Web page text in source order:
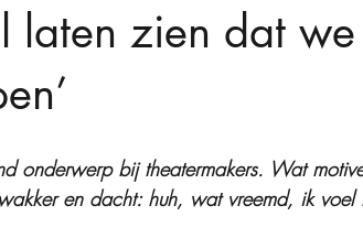
laten zien dat we
onderwerp bij theatermakers. Wat
en dacht: huh, wat vreemd, ik voel